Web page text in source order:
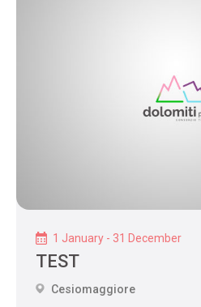
1 January - 31 December
TEST
Cesiomaggiore